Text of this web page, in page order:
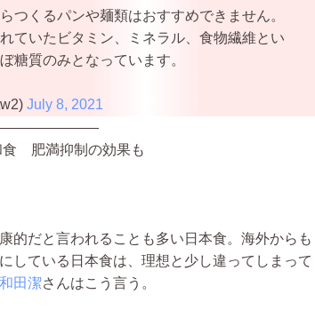
つくるパンや麺類はおすすめできません。
ていたビタミン、ミネラル、食物繊維とい
糖質のみとなっています。
July 8, 2021
食 肥満抑制の効果も
的だと言われることも多い日本食。海外からも
している日本食は、理想と少し違ってしまって
田潔さんはこう言う。